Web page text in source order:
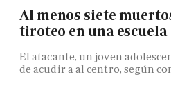
Al menos siete
tiroteo en una
El atacante, un joven
de acudir a al centro, según